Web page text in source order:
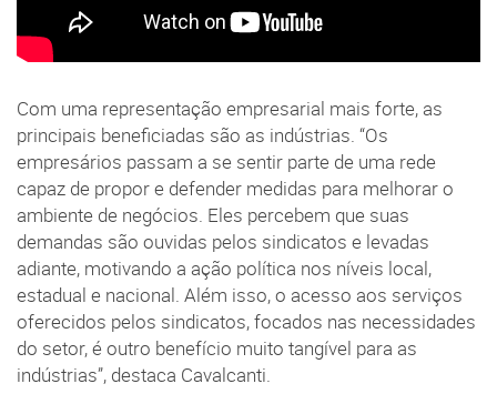
Com uma representação empresarial mais forte, as
principais beneficiadas são as indústrias. “Os
empresários passam a se sentir parte de uma rede
capaz de propor e defender medidas para melhorar o
ambiente de negócios. Eles percebem que suas
demandas são ouvidas pelos sindicatos e levadas
adiante, motivando a ação política nos níveis local,
estadual e nacional. Além isso, o acesso aos serviços
oferecidos pelos sindicatos, focados nas necessidades
do setor, é outro benefício muito tangível para as
indústrias”, destaca Cavalcanti.